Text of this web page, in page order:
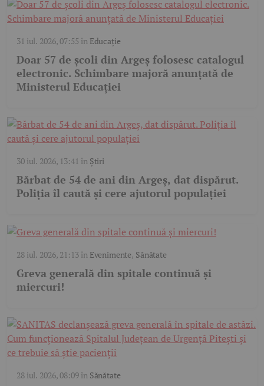
31 iul. 2026, 07:55 în Educație
Doar 57 de școli din Argeș folosesc catalogul
electronic. Schimbare majoră anunțată de
Ministerul Educației
30 iul. 2026, 13:41 în Știri
Bărbat de 54 de ani din Argeș, dat dispărut.
Poliția îl caută și cere ajutorul populației
28 iul. 2026, 21:13în Evenimente, Sănătate
Greva generală din spitale continuă și
miercuri!
28 iul. 2026, 08:09în Sănătate